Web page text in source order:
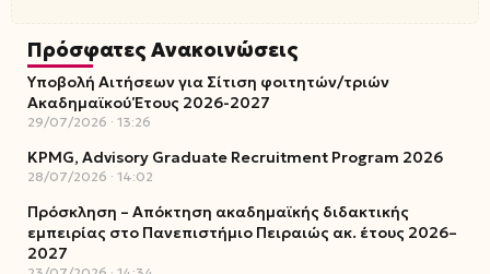
Πρόσφατες Ανακοινώσεις
Υποβολή Αιτήσεων για Σίτιση φοιτητών/τριών
Ακαδημαϊκού Έτους 2026-2027
29/07/2026 13:26
KPMG, Advisory Graduate Recruitment Program 2026
28/07/2026 14:02
Πρόσκληση – Απόκτηση ακαδημαϊκής διδακτικής
εμπειρίας στο Πανεπιστήμιο Πειραιώς ακ. έτους 2026–
2027